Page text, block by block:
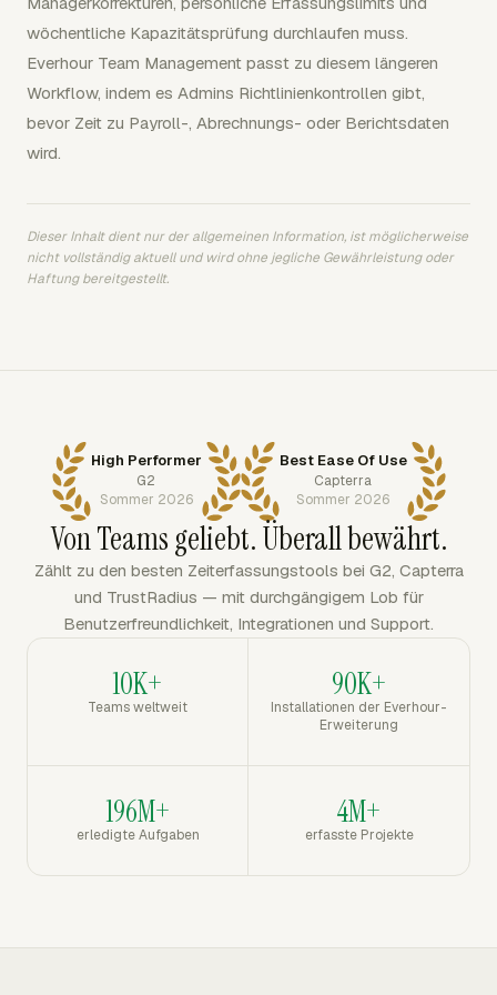
wöchentliche Kapazitätsprüfung durchlaufen muss.
Everhour Team Management passt zu diesem längeren
Workflow, indem es Admins Richtlinienkontrollen gibt,
bevor Zeit zu Payroll-, Abrechnungs- oder Berichtsdaten
wird.
Dieser Inhalt dient nur der allgemeinen Information, ist möglicherweise
nicht vollständig aktuell und wird ohne jegliche Gewährleistung oder
Haftung bereitgestellt.
High Performer
G2
Sommer 2026
Best Ease Of Use
Capterra
Sommer 2026
Von Teams geliebt. Überall bewährt.
Zählt zu den besten Zeiterfassungstools bei G2, Capterra
und TrustRadius — mit durchgängigem Lob für
Benutzerfreundlichkeit, Integrationen und Support.
10K+
Teams weltweit
90K+
Installationen der Everhour-
Erweiterung
196M+
erledigte Aufgaben
4M+
erfasste Projekte